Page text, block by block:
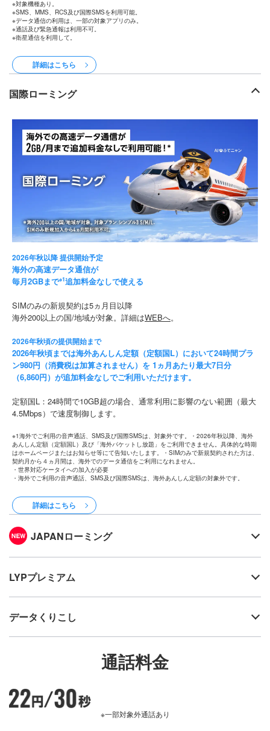
対象機種あり。
SMS、MMS、RCS及び国際SMSを利用可能。
データ通信の利用は、一部の対象アプリのみ。
通話及び緊急通報は利用不可。
衛星通信を利用して。
詳細はこちら
国際ローミング
2026年秋以降 提供開始予定
海外の高速データ通信が
毎月2GBまで※1追加料金なしで使える
SIMのみの新規契約は5ヵ月目以降
海外200以上の国/地域が対象。詳細はWEBへ。
2026年秋頃の提供開始まで
2026年秋頃までは海外あんしん定額（定額国L）において24時間プラ
ン980円（消費税は加算されません）を 1ヵ月あたり最大7日分
（6,860円）が追加料金なしでご利用いただけます。
定額国L：24時間で10GB超の場合、通常利用に影響のない範囲（最大
4.5Mbps）で速度制御します。
※1海外でご利用の音声通話、SMS及び国際SMSは、対象外です。・2026年秋以降、海外
あんしん定額（定額国L）及び「海外パケットし放題」をご利用できません。具体的な時期
はホームページまたはお知らせ等にて告知いたします。・SIMのみで新規契約された方は、
契約月から４ヵ月間は、海外でのデータ通信をご利用になれません。
・世界対応ケータイへの加入が必要
・海外でご利用の音声通話、SMS及び国際SMSは、海外あんしん定額の対象外です。
詳細はこちら
JAPANローミング
LYPプレミアム
データくりこし
通話料金
※一部対象外通話あり